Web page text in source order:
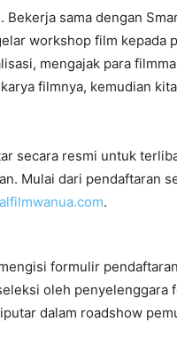
Bekerja sama dengan
workshop film kepada
mengajak para
filmnya, kemudian
secara resmi untuk
Mulai dari pendaftaran
.
formulir
oleh penyelenggara
dalam roadshow